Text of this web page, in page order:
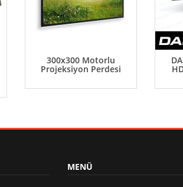
300x300 Motorlu
Projeksiyon Perdesi
MENÜ